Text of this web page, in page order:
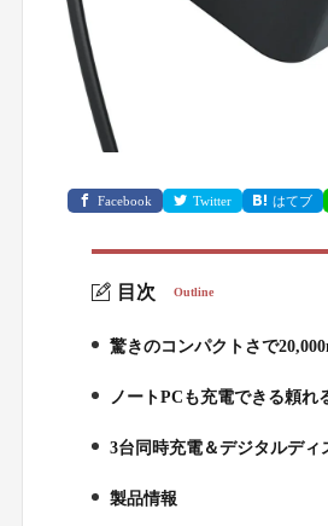
Facebook Twitter はてブ
目次 Outline
1.
驚きのコンパクトさで
2.
ノートPCも充電できる頼れ
3.
3台同時充電＆デジタルディ
4.
製品情報